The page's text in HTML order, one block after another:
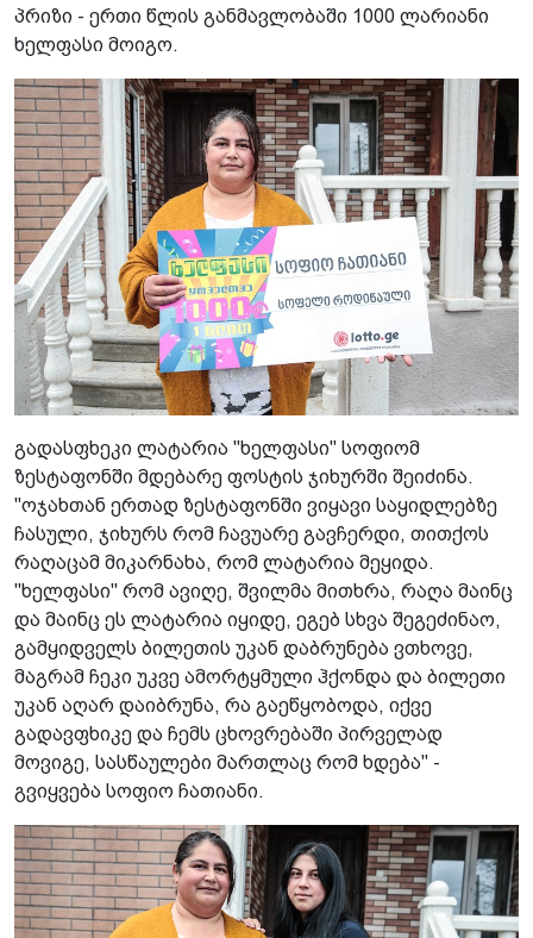
პრიზი - ერთი წლის განმავლობაში 1000 ლარიანი
ხელფასი მოიგო.
გადასფხეკი ლატარია "ხელფასი" სოფიომ
ზესტაფონში მდებარე ფოსტის ჯიხურში შეიძინა.
"ოჯახთან ერთად ზესტაფონში ვიყავი საყიდლებზე
ჩასული, ჯიხურს რომ ჩავუარე გავჩერდი, თითქოს
რაღაცამ მიკარნახა, რომ ლატარია მეყიდა.
"ხელფასი" რომ ავიღე, შვილმა მითხრა, რაღა მაინც
და მაინც ეს ლატარია იყიდე, ეგებ სხვა შეგეძინაო,
გამყიდველს ბილეთის უკან დაბრუნება ვთხოვე,
მაგრამ ჩეკი უკვე ამორტყმული ჰქონდა და ბილეთი
უკან აღარ დაიბრუნა, რა გაეწყობოდა, იქვე
გადავფხიკე და ჩემს ცხოვრებაში პირველად
მოვიგე, სასწაულები მართლაც რომ ხდება" -
გვიყვება სოფიო ჩათიანი.